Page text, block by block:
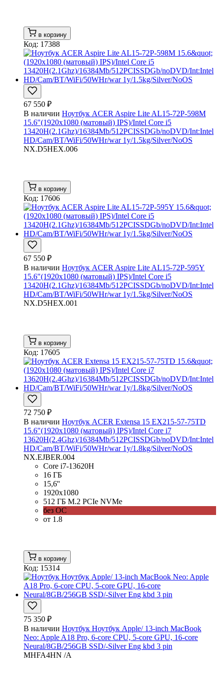
в корзину
Код: 17388
67 550 ₽
В наличии Ноутбук ACER Aspire Lite AL15-72P-598M
15.6"(1920x1080 (матовый) IPS)/Intel Core i5
13420H(2.1Ghz)/16384Mb/512PCISSDGb/noDVD/Int:Intel
HD/Cam/BT/WiFi/50WHr/war 1y/1.5kg/Silver/NoOS
NX.D5HEX.006
в корзину
Код: 17606
67 550 ₽
В наличии Ноутбук ACER Aspire Lite AL15-72P-595Y
15.6"(1920x1080 (матовый) IPS)/Intel Core i5
13420H(2.1Ghz)/16384Mb/512PCISSDGb/noDVD/Int:Intel
HD/Cam/BT/WiFi/50WHr/war 1y/1.5kg/Silver/NoOS
NX.D5HEX.001
в корзину
Код: 17605
72 750 ₽
В наличии Ноутбук ACER Extensa 15 EX215-57-75TD
15.6"(1920x1080 (матовый) IPS)/Intel Core i7
13620H(2.4Ghz)/16384Mb/512PCISSDGb/noDVD/Int:Intel
HD/Cam/BT/WiFi/50WHr/war 1y/1.8kg/Silver/NoOS
NX.EJBER.004
Core i7-13620H
16 ГБ
15,6''
1920x1080
512 ГБ M.2 PCIe NVMe
без ОС
от 1.8
в корзину
Код: 15314
75 350 ₽
В наличии Ноутбук Ноутбук Apple/ 13-inch MacBook
Neo: Apple A18 Pro, 6-core CPU, 5-core GPU, 16-core
Neural/8GB/256GB SSD/-Silver Eng kbd 3 pin
MHFA4HN /A